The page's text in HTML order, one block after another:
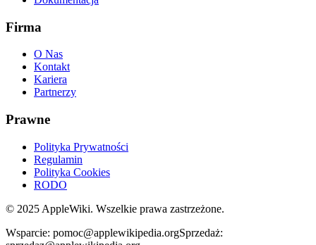
Firma
O Nas
Kontakt
Kariera
Partnerzy
Prawne
Polityka Prywatności
Regulamin
Polityka Cookies
RODO
© 2025 AppleWiki. Wszelkie prawa zastrzeżone.
Wsparcie: pomoc@applewikipedia.orgSprzedaż: